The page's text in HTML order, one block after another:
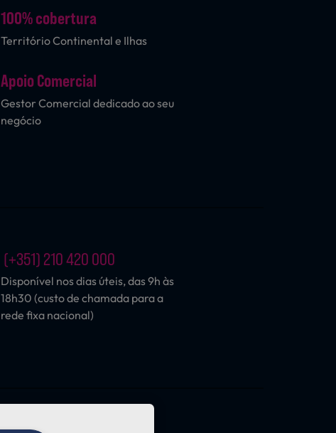
100% cobertura
Território Continental e Ilhas
Apoio Comercial
Gestor Comercial dedicado ao seu
negócio
(+351) 210 420 000
Disponível nos dias úteis, das 9h às
18h30 (custo de chamada para a
rede fixa nacional)